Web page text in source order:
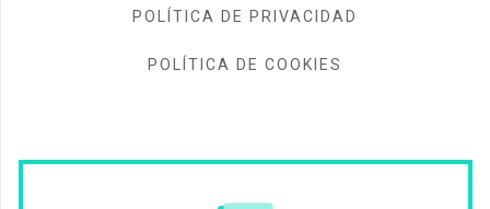
POLÍTICA DE PRIVACIDAD
POLÍTICA DE COOKIES